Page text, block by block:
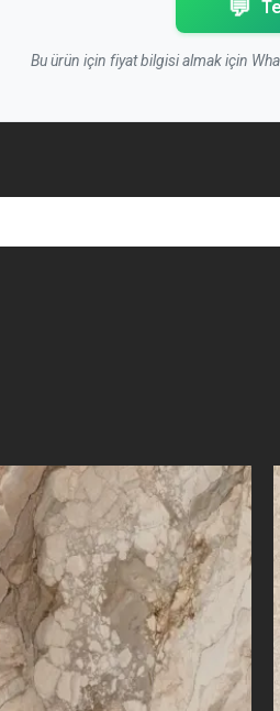
💬
Bu ürün için fiyat bilgisi almak için